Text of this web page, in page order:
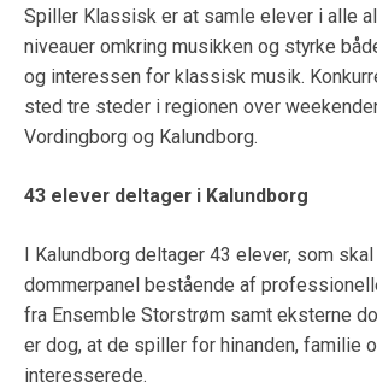
Spiller Klassisk er at samle elever i alle
niveauer omkring musikken og styrke
og interessen for klassisk musik.
sted tre steder i regionen over
Vordingborg og Kalundborg.
43 elever deltager i Kalundborg
I Kalundborg deltager 43 elever, som
dommerpanel bestående af
fra Ensemble Storstrøm samt eksterne
er dog, at de spiller for hinanden, familie
interesserede.